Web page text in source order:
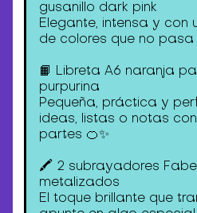
gusanillo dark pink
Elegante, intensa y con
de colores que no pasa
📙 Libreta A6 naranja
purpurina
Pequeña, práctica y
ideas, listas o notas
partes 🍊✨
🖍️ 2 subrayadores
metalizados
El toque brillante que